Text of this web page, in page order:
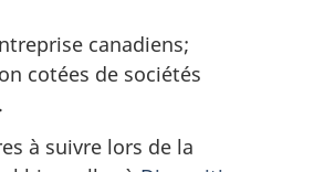
canadiens;
cotées de sociétés
à suivre lors de la